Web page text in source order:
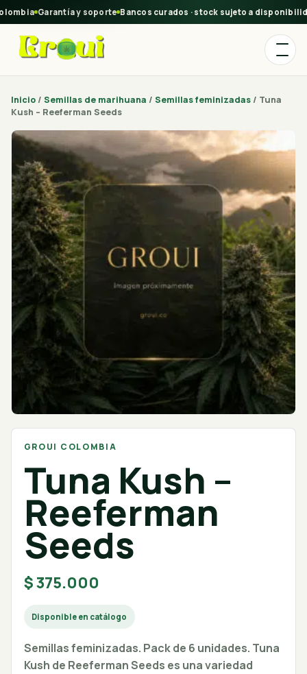
Garantía y soporte Bancos curados · stock sujeto a
Inicio / Semillas de marihuana / Semillas feminizadas / Tuna
Kush – Reeferman Seeds
GROUI COLOMBIA
Tuna Kush –
Reeferman
Seeds
$375.000
Disponible en catálogo
Semillas feminizadas. Pack de 6 unidades. Tuna
Kush de Reeferman Seeds es una variedad